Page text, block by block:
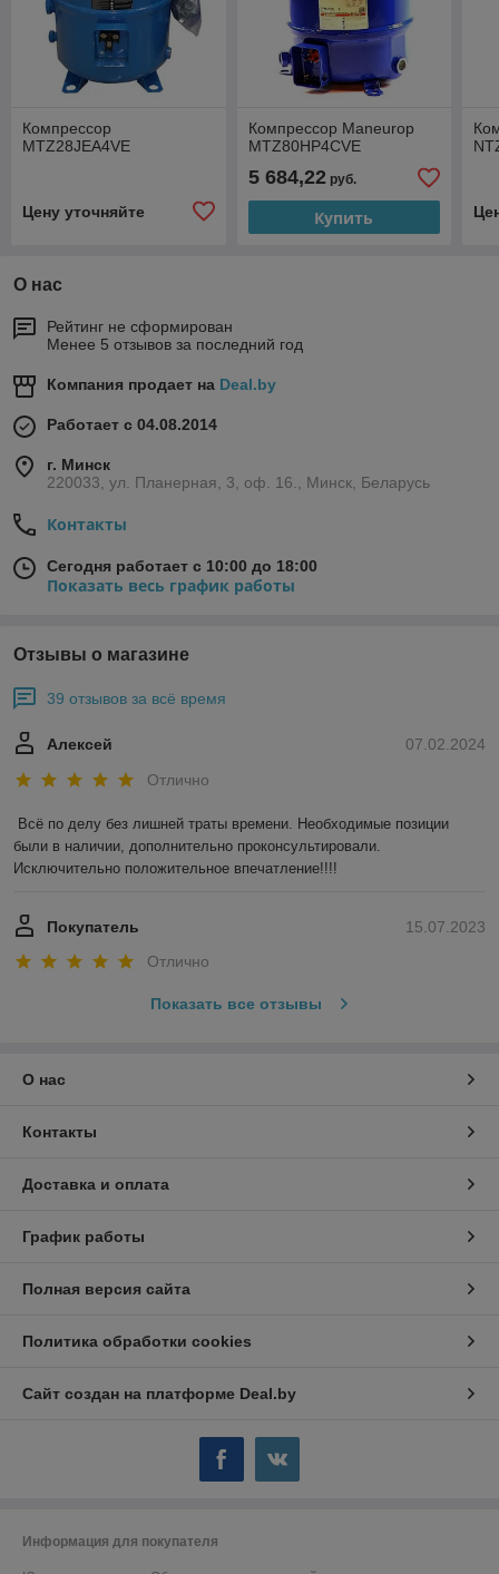
Компрессор
MTZ28JEA4VE
Цену уточняйте
Компрессор Maneurop
MTZ80HP4CVE
5 684,22руб.
Купить
О нас
Рейтинг не сформирован
Менее 5 отзывов за последний год
Компания продает на Deal.by
Работает с 04.08.2014
г. Минск
220033, ул. Планерная, 3, оф. 16., Минск, Беларусь
Контакты
Сегодня работает с 10:00 до 18:00
Показать весь график работы
Отзывы о магазине
39 отзывов за всё время
07.02.2024
Алексей
Отлично
Всё по делу без лишней траты времени. Необходимые позиции
были в наличии, дополнительно проконсультировали.
Исключительно положительное впечатление!!!!
15.07.2023
Покупатель
Отлично
Показать все отзывы
О нас
Контакты
Доставка и оплата
График работы
Полная версия сайта
Политика обработки cookies
Сайт создан на платформе Deal.by
Информация для покупателя